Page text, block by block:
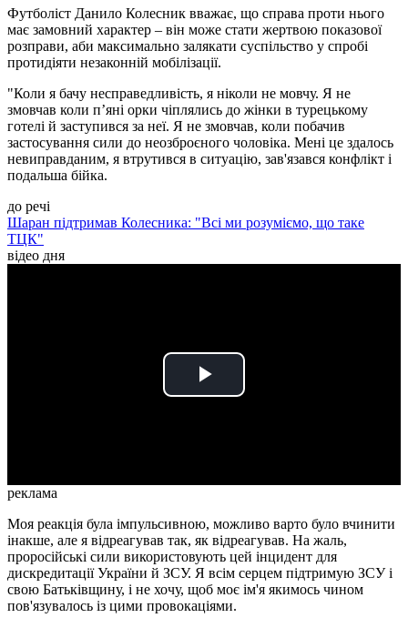
Футболіст Данило Колесник вважає, що справа проти нього
має замовний характер – він може стати жертвою показової
розправи, аби максимально залякати суспільство у спробі
протидіяти незаконній мобілізації.
"Коли я бачу несправедливість, я ніколи не мовчу. Я не
змовчав коли пʼяні орки чіплялись до жінки в турецькому
готелі й заступився за неї. Я не змовчав, коли побачив
застосування сили до неозброєного чоловіка. Мені це здалось
невиправданим, я втрутився в ситуацію, зав'язався конфлікт і
подальша бійка.
до речі
Шаран підтримав Колесника: "Всі ми розуміємо, що таке
ТЦК"
відео дня
Play
реклама
Моя реакція була імпульсивною, можливо варто було вчинити
інакше, але я відреагував так, як відреагував. На жаль,
проросійські сили використовують цей інцидент для
дискредитації України й ЗСУ. Я всім серцем підтримую ЗСУ і
свою Батьківщину, і не хочу, щоб моє ім'я якимось чином
пов'язувалось із цими провокаціями.